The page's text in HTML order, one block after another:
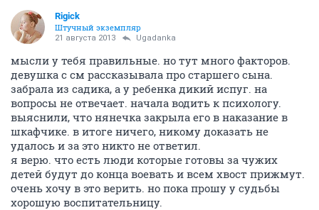
Rigick
Штучный экземпляр
21 августа 2013 Ugadanka
мысли у тебя правильные. но тут много факторов.
девушка с см рассказывала про старшего сына.
забрала из садика, а у ребенка дикий испуг. на
вопросы не отвечает. начала водить к психологу.
выяснили, что нянечка закрыла его в наказание в
шкафчике. в итоге ничего, никому доказать не
удалось и за это никто не ответил.
я верю. что есть люди которые готовы за чужих
детей будут до конца воевать и всем хвост прижмут.
очень хочу в это верить. но пока прошу у судьбы
хорошую воспитательницу.